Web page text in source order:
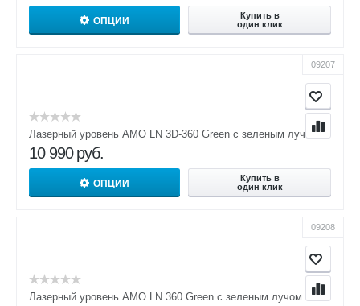
ОПЦИИ
Купить в
один клик
09207
Лазерный уровень AMO LN 3D-360 Green с зеленым лучом
10 990 руб.
ОПЦИИ
Купить в
один клик
09208
Лазерный уровень AMO LN 360 Green с зеленым лучом